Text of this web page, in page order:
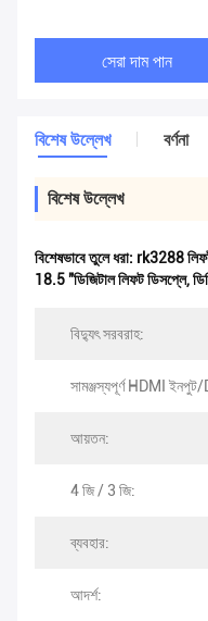
সেরা দাম পান
বিশেষ উল্লেখ বর্ণনা
বিশেষ উল্লেখ
বিশেষভাবে তুলে ধরা: rk3288 লিফট
18.5 "ডিজিটাল লিফট ডিসপ্লে,
বিদ্যুৎ সরবরাহ:
সামঞ্জস্যপূর্ণ HDMI
আয়তন:
4 জি / 3 জি:
ব্যবহার:
আদর্শ: